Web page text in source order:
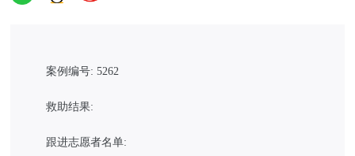
案例编号: 5262
救助结果:
跟进志愿者名单: